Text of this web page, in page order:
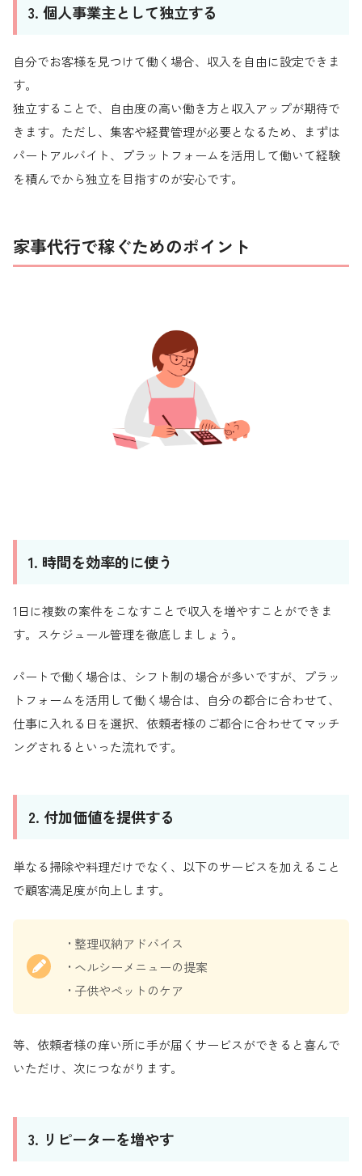
3. 個人事業主として独立する
自分でお客様を見つけて働く場合、収入を自由に設定できま
す。
独立することで、自由度の高い働き方と収入アップが期待で
きます。ただし、集客や経費管理が必要となるため、まずは
パートアルバイト、プラットフォームを活用して働いて経験
を積んでから独立を目指すのが安心です。
家事代行で稼ぐためのポイント
1. 時間を効率的に使う
1日に複数の案件をこなすことで収入を増やすことができま
す。スケジュール管理を徹底しましょう。
パートで働く場合は、シフト制の場合が多いですが、プラッ
トフォームを活用して働く場合は、自分の都合に合わせて、
仕事に入れる日を選択、依頼者様のご都合に合わせてマッチ
ングされるといった流れです。
2. 付加価値を提供する
単なる掃除や料理だけでなく、以下のサービスを加えること
で顧客満足度が向上します。
• 整理収納アドバイス
• ヘルシーメニューの提案
• 子供やペットのケア
等、依頼者様の痒い所に手が届くサービスができると喜んで
いただけ、次につながります。
3. リピーターを増やす